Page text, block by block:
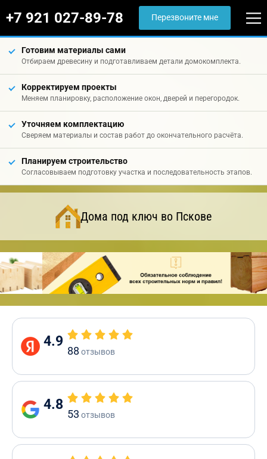
+7 921 027-89-78 Перезвоните мне
Готовим материалы сами
Отбираем древесину и подготавливаем детали домокомплекта.
Корректируем проекты
Меняем планировку, расположение окон, дверей и перегородок.
Уточняем комплектацию
Сверяем материалы и состав работ до окончательного расчёта.
Планируем строительство
Согласовываем подготовку участка и последовательность этапов.
Дома под ключ во Пскове
4.9
88 отзывов
4.8
53 отзывов